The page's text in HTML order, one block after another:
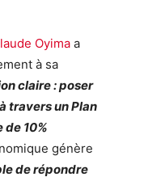
Oyimaa
à sa
claire : poser
travers un Plan
10%
génère
de répondre